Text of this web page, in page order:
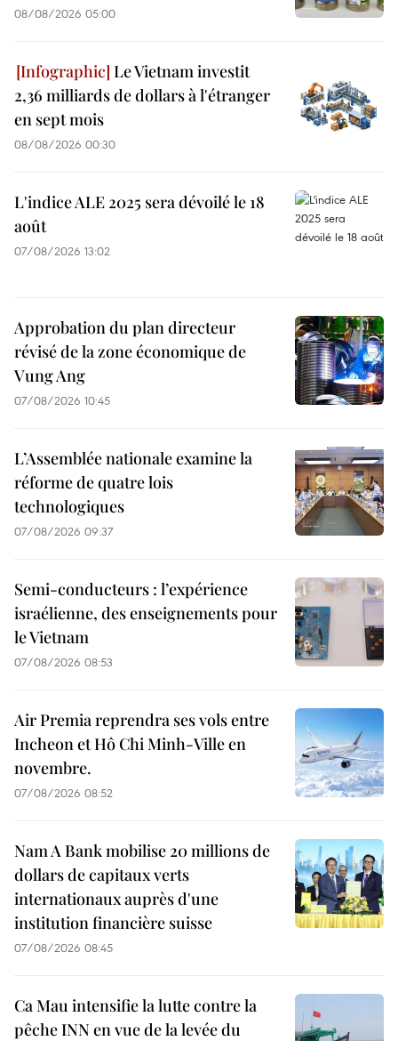
08/08/2026 05:00
Le Vietnam investit
2,36 milliards de dollars à l'étranger
en sept mois
08/08/2026 00:30
L'indice ALE 2025 sera dévoilé le 18
août
07/08/2026 13:02
Approbation du plan directeur
révisé de la zone économique de
Vung Ang
07/08/2026 10:45
L’Assemblée nationale examine la
réforme de quatre lois
technologiques
07/08/2026 09:37
Semi-conducteurs : l’expérience
israélienne, des enseignements pour
le Vietnam
07/08/2026 08:53
Air Premia reprendra ses vols entre
Incheon et Hô Chi Minh-Ville en
novembre.
07/08/2026 08:52
Nam A Bank mobilise 20 millions de
dollars de capitaux verts
internationaux auprès d'une
institution financière suisse
07/08/2026 08:45
Ca Mau intensifie la lutte contre la
pêche INN en vue de la levée du